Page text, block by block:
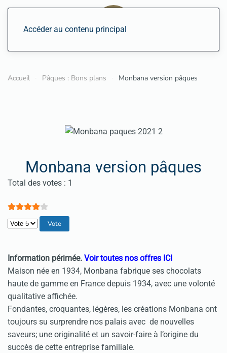
Accéder au contenu principal
Accueil Pâques : Bons plans Monbana version pâques
Monbana version pâques
Vote utilisateur:4/
Total des votes : 1
Veuillez voter
Information périmée. Voir toutes nos offres ICI
Maison née en 1934, Monbana fabrique ses chocolats
haute de gamme en France depuis 1934, avec une volonté
qualitative affichée.
Fondantes, croquantes, légères, les créations Monbana ont
toujours su surprendre nos palais avec de nouvelles
saveurs; une originalité et un savoir-faire à l’origine du
succès de cette entreprise familiale.